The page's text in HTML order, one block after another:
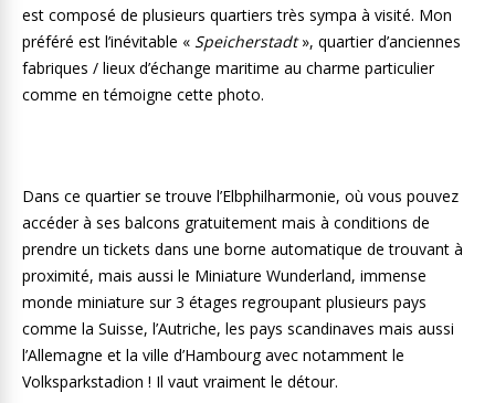
est composé de plusieurs quartiers très sympa à visité. Mon
préféré est l’inévitable « Speicherstadt», quartier d’anciennes
fabriques / lieux d’échange maritime au charme particulier
comme en témoigne cette photo.
Dans ce quartier se trouve l’Elbphilharmonie, où vous pouvez
accéder à ses balcons gratuitement mais à conditions de
prendre un tickets dans une borne automatique de trouvant à
proximité, mais aussi le Miniature Wunderland, immense
monde miniature sur 3 étages regroupant plusieurs pays
comme la Suisse, l’Autriche, les pays scandinaves mais aussi
l’Allemagne et la ville d’Hambourg avec notamment le
Volksparkstadion ! Il vaut vraiment le détour.